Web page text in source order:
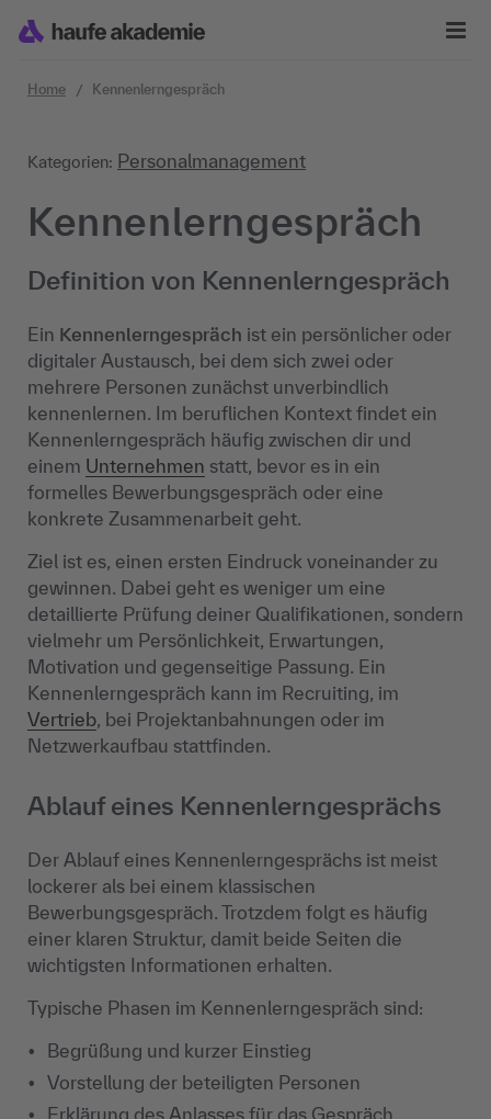
Home Kennenlerngespräch
Kategorien: Personalmanagement
Kennenlerngespräch
Definition von Kennenlerngespräch
Ein Kennenlerngespräch ist ein persönlicher oder
digitaler Austausch, bei dem sich zwei oder
mehrere Personen zunächst unverbindlich
kennenlernen. Im beruflichen Kontext findet ein
Kennenlerngespräch häufig zwischen dir und
einem Unternehmen statt, bevor es in ein
formelles Bewerbungsgespräch oder eine
konkrete Zusammenarbeit geht.
Ziel ist es, einen ersten Eindruck voneinander zu
gewinnen. Dabei geht es weniger um eine
detaillierte Prüfung deiner Qualifikationen, sondern
vielmehr um Persönlichkeit, Erwartungen,
Motivation und gegenseitige Passung. Ein
Kennenlerngespräch kann im Recruiting, im
Vertrieb, bei Projektanbahnungen oder im
Netzwerkaufbau stattfinden.
Ablauf eines Kennenlerngesprächs
Der Ablauf eines Kennenlerngesprächs ist meist
lockerer als bei einem klassischen
Bewerbungsgespräch. Trotzdem folgt es häufig
einer klaren Struktur, damit beide Seiten die
wichtigsten Informationen erhalten.
Typische Phasen im Kennenlerngespräch sind:
Begrüßung und kurzer Einstieg
Vorstellung der beteiligten Personen
Erklärung des Anlasses für das Gespräch